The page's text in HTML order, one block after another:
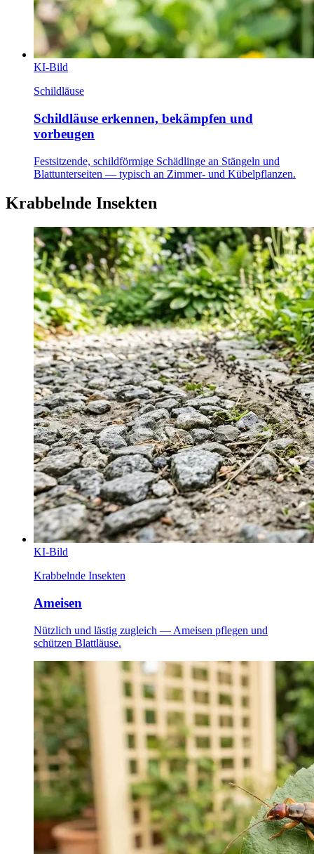
KI-Bild
Schildläuse
Schildläuse erkennen, bekämpfen und
vorbeugen
Festsitzende, schildförmige Schädlinge an Stängeln und
Blattunterseiten — typisch an Zimmer- und Kübelpflanzen.
Krabbelnde Insekten
KI-Bild
Krabbelnde Insekten
Ameisen
Nützlich und lästig zugleich — Ameisen pflegen und
schützen Blattläuse.